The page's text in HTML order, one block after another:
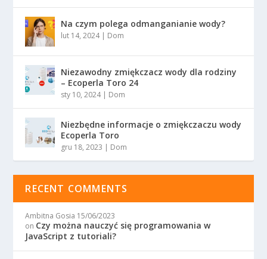
Na czym polega odmanganianie wody?
lut 14, 2024| Dom
Niezawodny zmiękczacz wody dla rodziny
– Ecoperla Toro 24
sty 10, 2024| Dom
Niezbędne informacje o zmiękczaczu wody
Ecoperla Toro
gru 18, 2023 | Dom
RECENT COMMENTS
Ambitna Gosia 15/06/2023
on Czy można nauczyć się programowania w
JavaScript z tutoriali?